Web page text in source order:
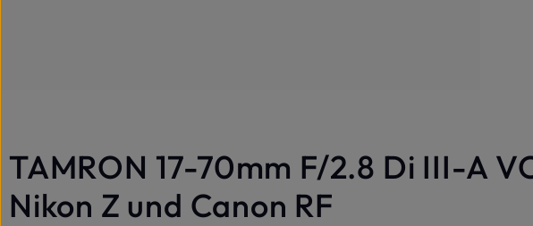
TAMRON 17-70mm F/2.8 Di III-A
Nikon Z und Canon RF